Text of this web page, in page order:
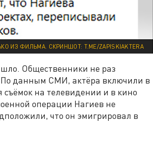
ИЗ ФИЛЬМА. СКРИНШОТ: T.ME/ZAPISKIAKTERA
шло. Общественники не раз
По данным СМИ, актёра включили в
на телевидении и в кино
операции Нагиев не
что он эмигрировал в